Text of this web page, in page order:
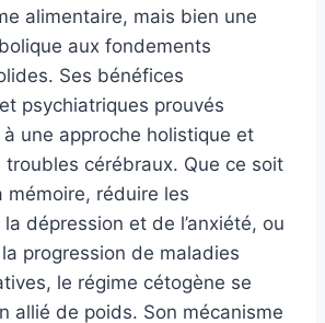
alimentaire, mais bien une
aux fondements
Ses bénéfices
psychiatriques prouvés
une approche holistique et
cérébraux. Que ce soit
mémoire, réduire les
dépression et de l’anxiété, ou
progression de maladies
le régime cétogène se
allié de poids. Son mécanisme